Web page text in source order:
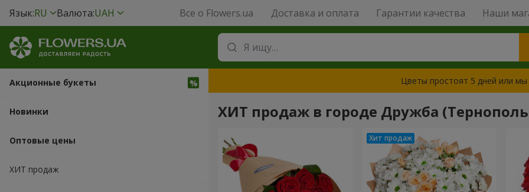
Язык:RU Валюта:UAH Все о Flowers.ua Доставка и оплата Гарантии качества Наши
Акционные букеты
Новинки
Оптовые цены
ХИТ продаж
Цветы простоят 5 дней или мы
ХИТ продаж в городе Дружба